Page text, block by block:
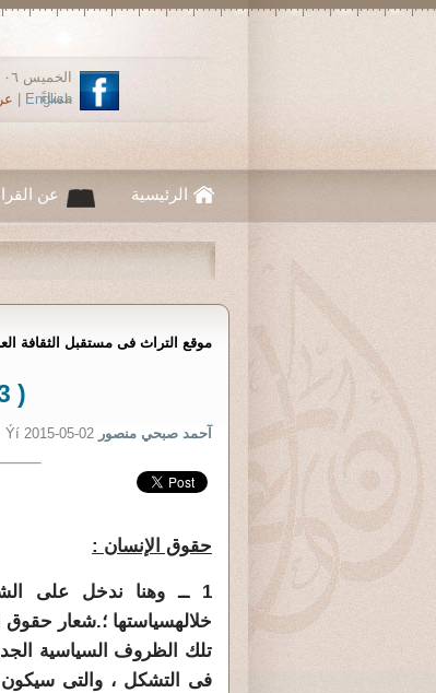
مساءً
English
الرئيسية عن
موقع التراث فى مستقبل الثقافة
( 3 : 5 ) ملامح ثقافة المستقبل
آحمد صبحي منصور Ýí 2015-05-02
حقوق الإنسان :
1 ــ وهنا ندخل على
خلالهسياستها ؛.شعار حقوق
تلك الظروف السياسية
فى التشكل ، والتى سيكون